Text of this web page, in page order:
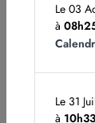
les
rénovation
le drainage
Le 03
à
Le 31
à 10h33